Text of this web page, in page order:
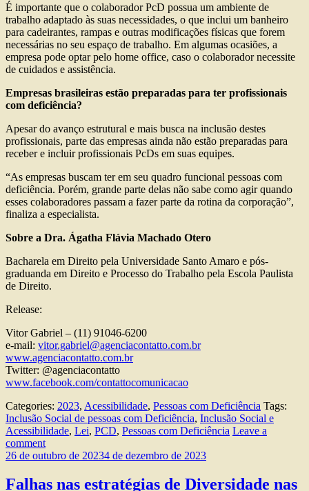
É importante que o colaborador PcD possua um ambiente de
trabalho adaptado às suas necessidades, o que inclui um banheiro
para cadeirantes, rampas e outras modificações físicas que forem
necessárias no seu espaço de trabalho. Em algumas ocasiões, a
empresa pode optar pelo home office, caso o colaborador necessite
de cuidados e assistência.
Empresas brasileiras estão preparadas para ter profissionais
com deficiência?
Apesar do avanço estrutural e mais busca na inclusão destes
profissionais, parte das empresas ainda não estão preparadas para
receber e incluir profissionais PcDs em suas equipes.
“As empresas buscam ter em seu quadro funcional pessoas com
deficiência. Porém, grande parte delas não sabe como agir quando
esses colaboradores passam a fazer parte da rotina da corporação”,
finaliza a especialista.
Sobre a Dra. Ágatha Flávia Machado Otero
Bacharela em Direito pela Universidade Santo Amaro e pós-
graduanda em Direito e Processo do Trabalho pela Escola Paulista
de Direito.
Release:
Vitor Gabriel – (11) 91046-6200
e-mail: vitor.gabriel@agenciacontatto.com.br
www.agenciacontatto.com.br
Twitter: @agenciacontatto
www.facebook.com/contattocomunicacao
Categories: 2023, Acessibilidade, Pessoas com Deficiência Tags:
Inclusão Social de pessoas com Deficiência, Inclusão Social e
Acessibilidade, Lei, PCD, Pessoas com Deficiência Leave a
comment
26 de outubro de 20234 de dezembro de 2023
Falhas nas estratégias de Diversidade nas